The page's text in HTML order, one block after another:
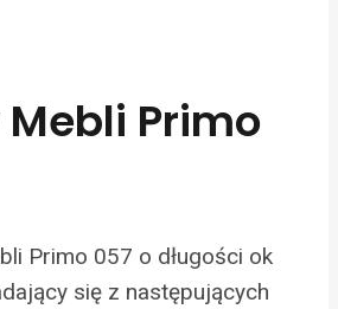
Primo
Primo 057 o długości ok
się z następujących